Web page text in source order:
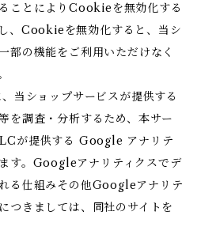
ことによりCookieを無効化する
、Cookieを無効化すると、当シ
部の機能をご利用いただけなく
、当ショップサービスが提供する
を調査・分析するため、本サー
が提供する Google アナリテ
す。Googleアナリティクスでデ
る仕組みその他Googleアナリテ
つきましては、同社のサイトを